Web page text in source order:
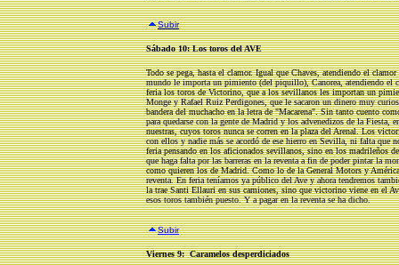
Subir
Sábado 10: Los toros del AVE
Todo se pega, hasta el clamor. Igual que Chaves, atendiendo el
mundo le importa un pimiento (del piquillo), Canorea, atendiendo el
feria los toros de Victorino, que a los sevillanos les importan un
Monge y Rafael Ruiz Perdigones, que le sacaron un dinero muy
bandera del muchacho en la letra de "Macarena". Sin tanto cuento
para quedarse con la gente de Madrid y los advenedizos de la Fiesta,
nuestras, cuyos toros nunca se corren en la plaza del Arenal. Los
con ellos y nadie más se acordó de ese hierro en Sevilla, ni falta que
feria pensando en los aficionados sevillanos, sino en los madrileños
que haga falta por las barreras en la reventa a fin de poder pintar la
como quieren los de Madrid. Como lo de la General Motors y
reventa. En feria teníamos ya público del Ave y ahora tendremos
la trae Santi Ellauri en sus camiones, sino que victorino viene en el
esos toros también puesto. Y a pagar en la reventa se ha dicho.
Subir
Viernes 9: Caramelos desperdiciados